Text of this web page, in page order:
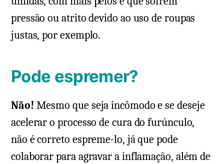
pressão ou atrito devido ao uso de roupas
justas, por exemplo.
Pode espremer?
Não! Mesmo que seja incômodo e se deseje
acelerar o processo de cura do furúnculo,
não é correto espreme-lo, já que pode
colaborar para agravar a inflamação, além de